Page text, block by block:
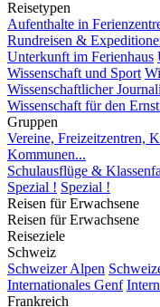
Reisetypen
Aufenthalte in
Rundreisen &
Unterkunft im Ferienhaus
Wissenschaft und Sport
Wissenschaftlicher
Wissenschaft für den
Gruppen
Vereine, Freizeitzentren,
Kommunen...
Schulausflüge &
Spezial ! Spezial !
Reisen für Erwachsene
Reisen für Erwachsene
Reiseziele
Schweiz
Schweizer Alpen
Internationales Genf
Frankreich